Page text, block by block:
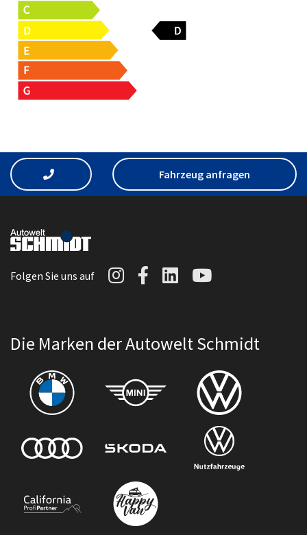
Fahrzeug anfragen
Folgen Sie uns auf Autowelt Schmidt auf
Autowelt Schmidt
AutoweltAutowelt
Die Marken der Autowelt Schmidt